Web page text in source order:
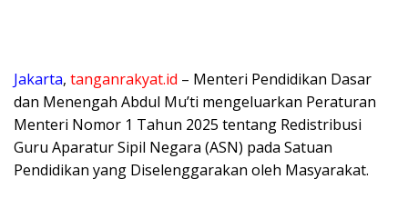
Jakarta, tanganrakyat.id – Menteri Pendidikan Dasar
dan Menengah Abdul Mu’ti mengeluarkan Peraturan
Menteri Nomor 1 Tahun 2025 tentang Redistribusi
Guru Aparatur Sipil Negara (ASN) pada Satuan
Pendidikan yang Diselenggarakan oleh Masyarakat.